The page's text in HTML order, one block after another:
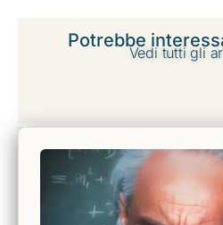
Potrebbe
Vedi tutti gli